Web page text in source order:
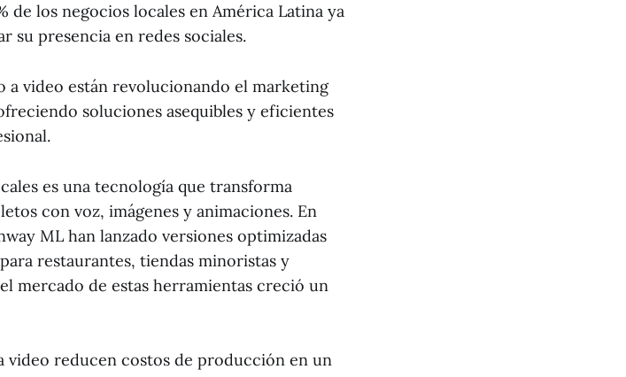
de los negocios locales en América Latina ya
su presencia en redes sociales.
a video están revolucionando el marketing
soluciones asequibles y eficientes
es una tecnología que transforma
con voz, imágenes y animaciones. En
ML han lanzado versiones optimizadas
restaurantes, tiendas minoristas y
mercado de estas herramientas creció un
video reducen costos de producción en un